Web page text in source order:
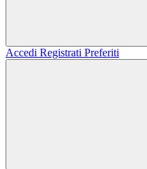
Accedi Registrati Preferiti